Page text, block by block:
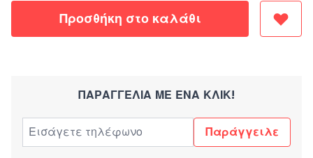
Προσθήκη στο καλάθι
ΠΑΡΑΓΓΕΛΊΑ ΜΕ ΈΝΑ ΚΛΙΚ!
Παράγγειλε